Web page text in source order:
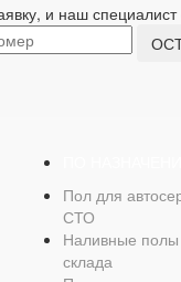
и наш
Пол для
СТО
Наливные
склада